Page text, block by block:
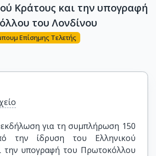
Κράτους και την υπογραφή
του Λονδίνου
Επίσημης Τελετής
εκδήλωση για τη συμπλήρωση 150
την ίδρυση του Ελληνικού
την υπογραφή του Πρωτοκόλλου